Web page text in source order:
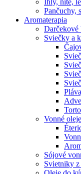
Ihly, nite,
Pančuchy,
Aromaterapia
Darčekové
Sviečky a
Vonné
Sójové
Svietniky